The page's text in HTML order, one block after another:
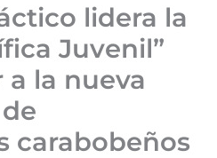
lidera la
Juvenil”
la nueva
carabobeños